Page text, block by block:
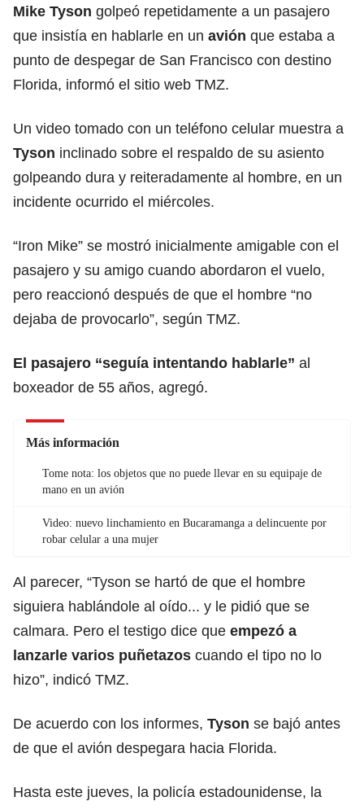
Mike Tyson golpeó repetidamente a un pasajero
que insistía en hablarle en un avión que estaba a
punto de despegar de San Francisco con destino
Florida, informó el sitio web TMZ.
Un video tomado con un teléfono celular muestra a
Tyson inclinado sobre el respaldo de su asiento
golpeando dura y reiteradamente al hombre, en un
incidente ocurrido el miércoles.
“Iron Mike” se mostró inicialmente amigable con el
pasajero y su amigo cuando abordaron el vuelo,
pero reaccionó después de que el hombre “no
dejaba de provocarlo”, según TMZ.
El pasajero “seguía intentando hablarle” al
boxeador de 55 años, agregó.
Más información
Tome nota: los objetos que no puede llevar en su equipaje de
mano en un avión
Video: nuevo linchamiento en Bucaramanga a delincuente por
robar celular a una mujer
Al parecer, “Tyson se hartó de que el hombre
siguiera hablándole al oído... y le pidió que se
calmara. Pero el testigo dice que empezó a
lanzarle varios puñetazos cuando el tipo no lo
hizo”, indicó TMZ.
De acuerdo con los informes, Tyson se bajó antes
de que el avión despegara hacia Florida.
Hasta este jueves, la policía estadounidense, la